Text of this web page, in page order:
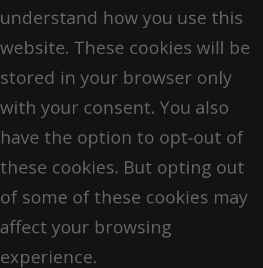
understand how you use this
website. These cookies will be
stored in your browser only
with your consent. You also
have the option to opt-out of
these cookies. But opting out
of some of these cookies may
affect your browsing
experience.